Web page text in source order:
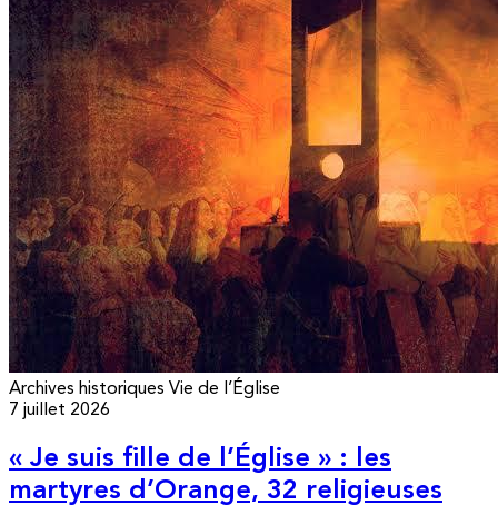
Archives historiques Vie de l’Église
7 juillet 2026
« Je suis fille de l’Église » : les
martyres d’Orange, 32 religieuses